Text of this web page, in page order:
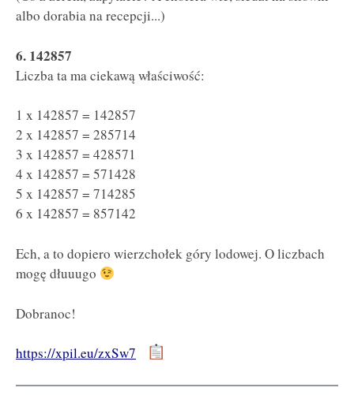
albo dorabia na recepcji...)
6. 142857
Liczba ta ma ciekawą właściwość:
1 x 142857 = 142857
2 x 142857 = 285714
3 x 142857 = 428571
4 x 142857 = 571428
5 x 142857 = 714285
6 x 142857 = 857142
Ech, a to dopiero wierzchołek góry lodowej. O liczbach
mogę dłuuugo
Dobranoc!
https://xpil.eu/zxSw7